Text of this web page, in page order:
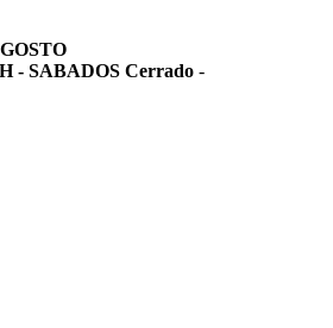
- SABADOS Cerrado -